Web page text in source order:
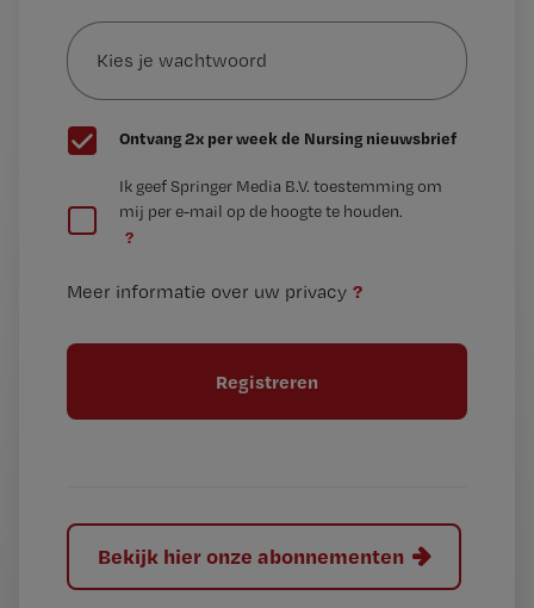
mailadres?
Kies
je
wachtwoord
G
e
t
Ontvang 2x per week de Nursing nieuwsbrief
e
t
l
Ik geef Springer Media B.V. toestemming om
mij per e-mail op de hoogte te houden.
?
Meer informatie over uw privacy ?
Bekijk hier onze abonnementen